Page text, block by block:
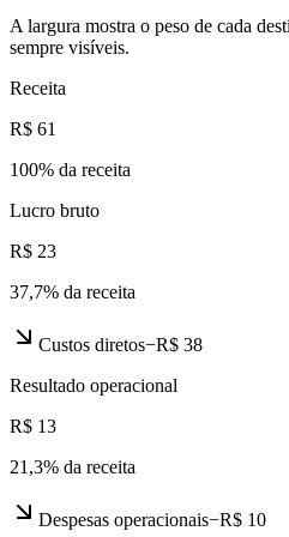
A largura mostra o peso de cada
sempre visíveis.
Receita
R$ 61
100% da receita
Lucro bruto
R$ 23
37,7% da receita
Custos diretos−R$ 38
Resultado operacional
R$ 13
21,3% da receita
Despesas operacionais−R$ 10